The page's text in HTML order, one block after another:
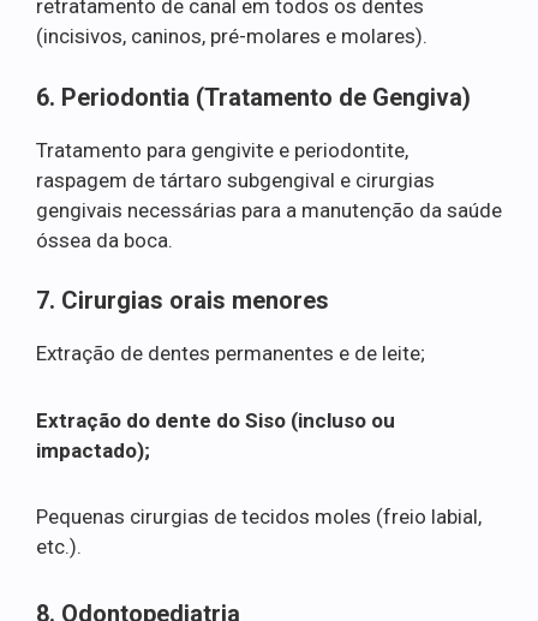
retratamento de canal em todos os dentes
(incisivos, caninos, pré-molares e molares).
6. Periodontia (Tratamento de Gengiva)
Tratamento para gengivite e periodontite,
raspagem de tártaro subgengival e cirurgias
gengivais necessárias para a manutenção da saúde
óssea da boca.
7. Cirurgias orais menores
Extração de dentes permanentes e de leite;
Extração do dente do Siso (incluso ou
impactado);
Pequenas cirurgias de tecidos moles (freio labial,
etc.).
8. Odontopediatria